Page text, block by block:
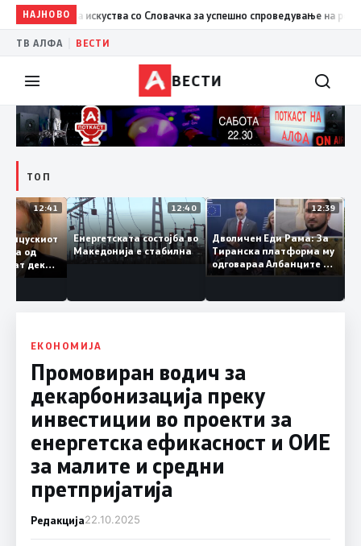
НАЈНОВО
на искуства со Словачка за успешно спроведување на
ТВ АЛФА ВЕСТИ
ВЕСТИ
ТОП
12:41
францускиот
сега од
дека
12:40
Енергетската состојба во
Македонија е стабилна
12:39
Дволичен Еди Рама: За
Тиранска платформа му
одговараа Албанците од
Македонија, сега кога му
„персона нон грата“
ЕКОНОМИЈА
Промовиран водич за
декарбонизација преку
инвестиции во проекти за
енергетска ефикасност и ОИЕ
за малите и средни
претпријатија
Редакција22.10.2025